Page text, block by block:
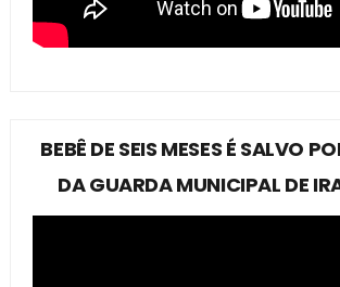
BEBÊ DE SEIS MESES É SALVO
DA GUARDA MUNICIPAL DE